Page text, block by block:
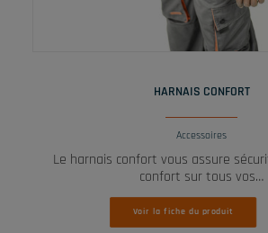
HARNAIS CONFORT
Accessoires
Le harnais confort vous assure
confort sur tous vos…
Voir la fiche du produit